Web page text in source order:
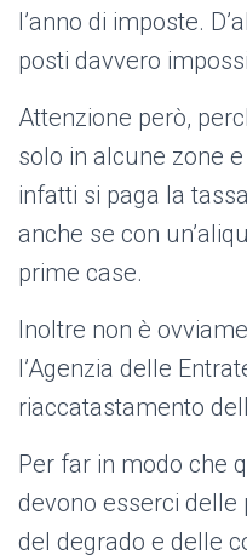
l’anno di imposte.
posti davvero
Attenzione però,
solo in alcune zone
infatti si paga la
anche se con
prime case.
Inoltre non è
l’Agenzia delle
riaccatastamento
Per far in modo che
devono esserci delle
del degrado e delle